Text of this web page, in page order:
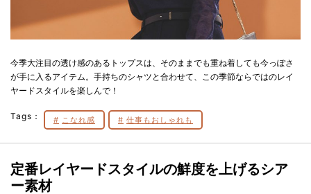
今季大注目の透け感のあるトップスは、そのままでも重ね着しても今っぽさ
が手に入るアイテム。手持ちのシャツと合わせて、この季節ならではのレイ
ヤードスタイルを楽しんで！
Tags： こなれ感 仕事もおしゃれも
定番レイヤードスタイルの鮮度を上げるシア
ー素材